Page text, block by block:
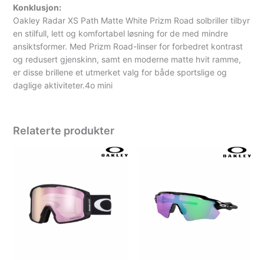
Konklusjon:
Oakley Radar XS Path Matte White Prizm Road solbriller tilbyr
en stilfull, lett og komfortabel løsning for de med mindre
ansiktsformer. Med Prizm Road-linser for forbedret kontrast
og redusert gjenskinn, samt en moderne matte hvit ramme,
er disse brillene et utmerket valg for både sportslige og
daglige aktiviteter.4o mini
Relaterte produkter